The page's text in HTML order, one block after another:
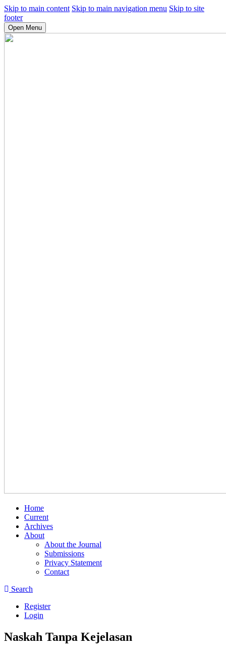
Skip to main content Skip to main navigation menu Skip to site
footer
Open Menu
Home
Current
Archives
About
About the Journal
Submissions
Privacy Statement
Contact
Search
Register
Login
Naskah Tanpa Kejelasan